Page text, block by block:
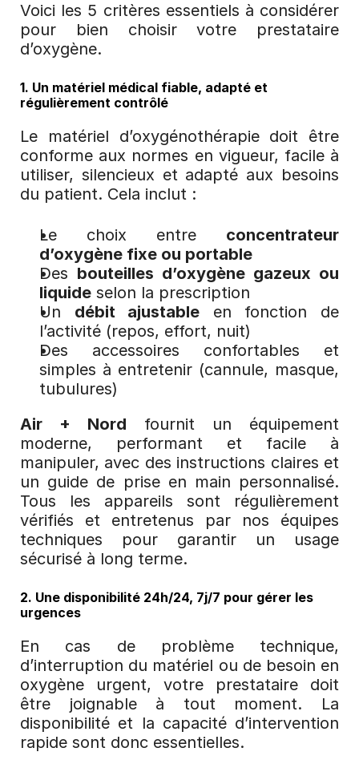
Voici les 5 critères essentiels à considérer
pour bien choisir votre prestataire
d’oxygène.
1. Un matériel médical fiable, adapté et
régulièrement contrôlé
Le matériel d’oxygénothérapie doit être
conforme aux normes en vigueur, facile à
utiliser, silencieux et adapté aux besoins
du patient. Cela inclut :
Le choix entre concentrateur
d’oxygène fixe ou portable
Des bouteilles d’oxygène gazeux ou
liquide selon la prescription
Un débit ajustable en fonction de
l’activité (repos, effort, nuit)
Des accessoires confortables et
simples à entretenir (cannule, masque,
tubulures)
Air + Nord fournit un équipement
moderne, performant et facile à
manipuler, avec des instructions claires et
un guide de prise en main personnalisé.
Tous les appareils sont régulièrement
vérifiés et entretenus par nos équipes
techniques pour garantir un usage
sécurisé à long terme.
2. Une disponibilité 24h/24, 7j/7 pour gérer les
urgences
En cas de problème technique,
d’interruption du matériel ou de besoin en
oxygène urgent, votre prestataire doit
être joignable à tout moment. La
disponibilité et la capacité d’intervention
rapide sont donc essentielles.